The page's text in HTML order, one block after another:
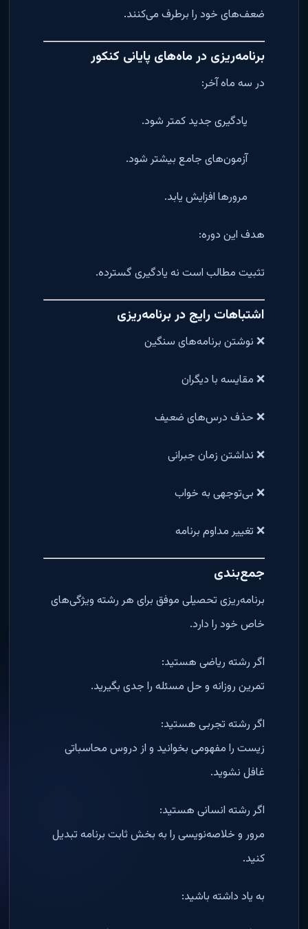
ضعف‌های خود را برطرف می‌کنند.
برنامه‌ریزی در ماه‌های پایانی کنکور
در سه ماه آخر:
یادگیری جدید کمتر شود.
آزمون‌های جامع بیشتر شود.
مرورها افزایش یابد.
هدف این دوره:
تثبیت مطالب است نه یادگیری گسترده.
اشتباهات رایج در برنامه‌ریزی
❌ نوشتن برنامه‌های سنگین
❌ مقایسه با دیگران
❌ حذف درس‌های ضعیف
❌ نداشتن زمان جبرانی
❌ بی‌توجهی به خواب
❌ تغییر مداوم برنامه
جمع‌بندی
برنامه‌ریزی تحصیلی موفق برای هر رشته ویژگی‌های
خاص خود را دارد.
اگر رشته ریاضی هستید:
تمرین روزانه و حل مسئله را جدی بگیرید.
اگر رشته تجربی هستید:
زیست را مفهومی بخوانید و از دروس محاسباتی
غافل نشوید.
اگر رشته انسانی هستید:
مرور و خلاصه‌نویسی را به بخش ثابت برنامه تبدیل
کنید.
به یاد داشته باشید: